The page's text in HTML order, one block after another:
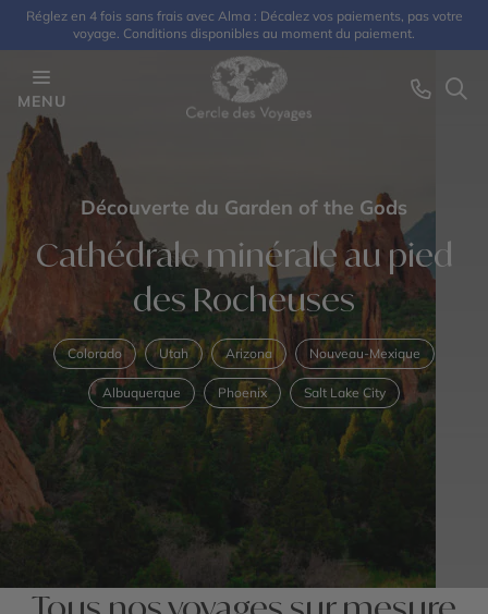
Réglez en 4 fois sans frais avec Alma : Décalez vos paiements, pas votre
voyage. Conditions disponibles au moment du paiement.
MENU
Découverte du Garden of the Gods
Cathédrale minérale au pied
des Rocheuses
Colorado Utah Arizona Nouveau-Mexique
Albuquerque Phoenix Salt Lake City